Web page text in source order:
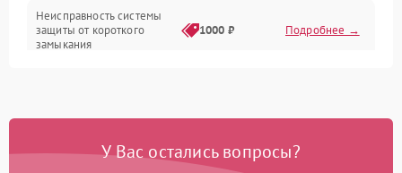
Неисправность системы
защиты от короткого
замыкания
1000 ₽ Подробнее →
Неисправность системы
1000 ₽ Подробнее →
У Вас остались вопросы?